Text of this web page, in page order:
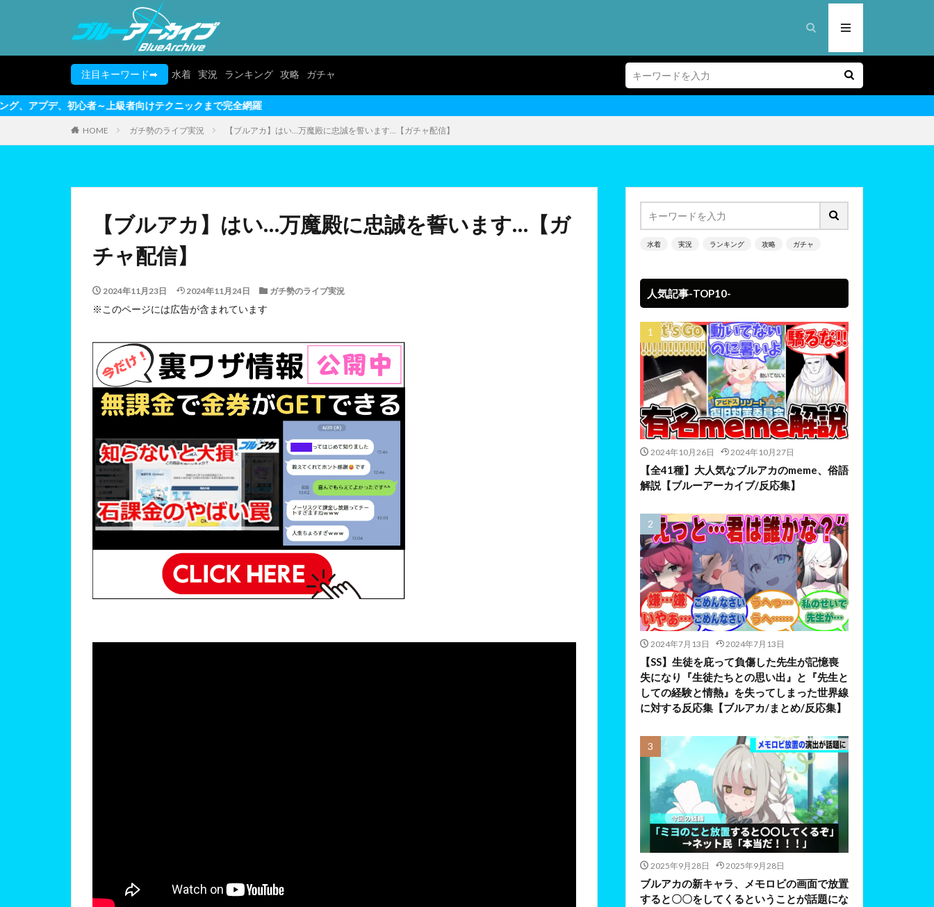
注目キーワード➡ 水着 実況 ランキング 攻略 ガチャ
級者向けテクニックまで完全網羅
HOME ガチ勢のライブ実況 【ブルアカ】はい…万魔殿に忠誠を誓います…【ガチャ配信】
【ブルアカ】はい…万魔殿に忠誠を誓います…【ガ
チャ配信】
2024年11月23日 2024年11月24日 ガチ勢のライブ実況
※このページには広告が含まれています
水着 実況 ランキング 攻略 ガチャ
人気記事-TOP10-
2024年10月26日 2024年10月27日
【全41種】大人気なブルアカのmeme、俗語
解説【ブルーアーカイブ/反応集】
2024年7月13日 2024年7月13日
【SS】生徒を庇って負傷した先生が記憶喪
失になり『生徒たちとの思い出』と『先生と
しての経験と情熱』を失ってしまった世界線
に対する反応集【ブルアカ/まとめ/反応集】
2025年9月28日 2025年9月28日
ブルアカの新キャラ、メモロビの画面で放置
すると〇〇をしてくるということが話題にな